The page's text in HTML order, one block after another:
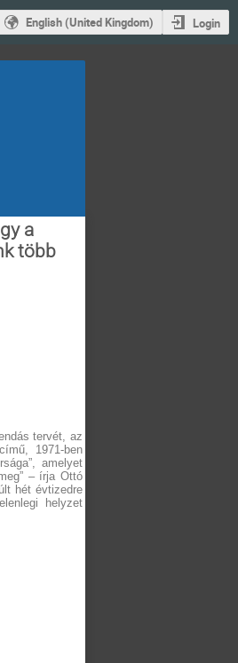
English (United Kingdom) Login
a
több
tervét, az
1971-ben
amelyet
– írja Ottó
hét évtizedre
helyzet